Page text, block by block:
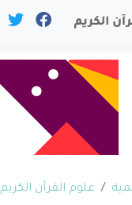
علوم القرآن الكريم